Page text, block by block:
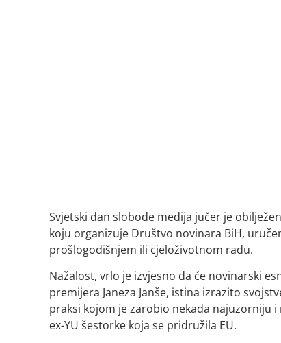
Svjetski dan slobode medija jučer je
koju organizuje Društvo novinara BiH,
prošlogodišnjem ili cjeloživotnom radu.
Nažalost, vrlo je izvjesno da će novinarski
premijera Janeza Janše, istina izrazito
praksi kojom je zarobio nekada najuzorniju
ex-YU šestorke koja se pridružila EU.